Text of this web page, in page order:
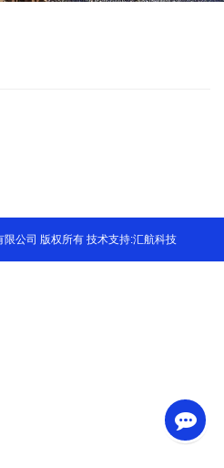
公司 版权所有 技术支持:汇航科技